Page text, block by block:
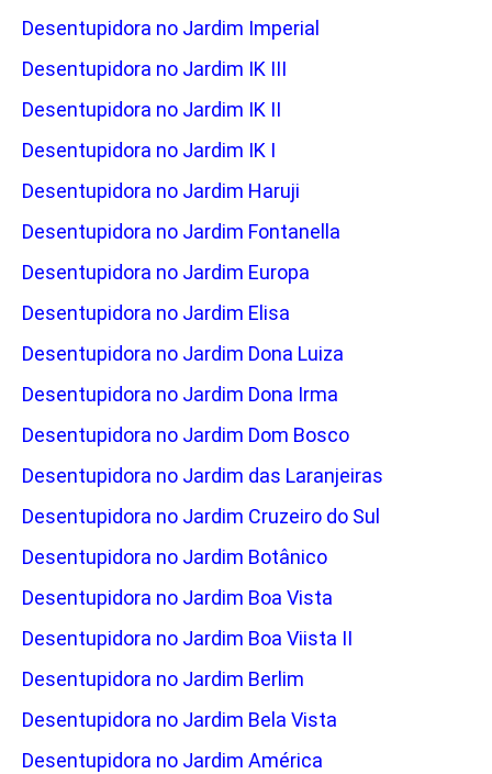
Desentupidora no Jardim Imperial
Desentupidora no Jardim IK III
Desentupidora no Jardim IK II
Desentupidora no Jardim IK I
Desentupidora no Jardim Haruji
Desentupidora no Jardim Fontanella
Desentupidora no Jardim Europa
Desentupidora no Jardim Elisa
Desentupidora no Jardim Dona Luiza
Desentupidora no Jardim Dona Irma
Desentupidora no Jardim Dom Bosco
Desentupidora no Jardim das Laranjeiras
Desentupidora no Jardim Cruzeiro do Sul
Desentupidora no Jardim Botânico
Desentupidora no Jardim Boa Vista
Desentupidora no Jardim Boa Viista II
Desentupidora no Jardim Berlim
Desentupidora no Jardim Bela Vista
Desentupidora no Jardim América